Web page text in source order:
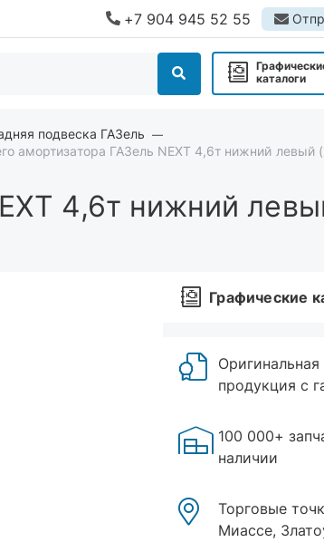
+7 904 945 52 55
каталоги
подвеска ГАЗель
амортизатора ГАЗель NEXT 4,6т нижний левый
4,6т нижний
Графические
Оригинальная
продукция с
100 000+
наличии
Торговые
Миассе,